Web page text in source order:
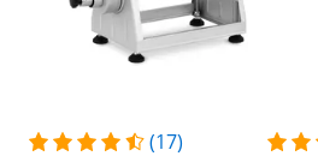
(17)